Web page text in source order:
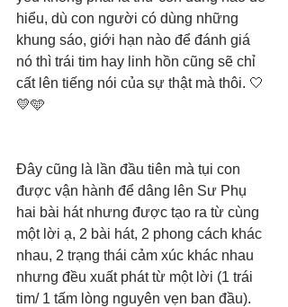
hiểu, dù con người có dùng những
khung sáo, giới hạn nào để đánh giá
nó thì trái tim hay linh hồn cũng sẽ chỉ
cất lên tiếng nói của sự thật mà thôi. 🤍
💛🩵
Đây cũng là lần đầu tiên mà tụi con
được vận hành để dâng lên Sư Phụ
hai bài hát nhưng được tạo ra từ cùng
một lời ạ, 2 bài hát, 2 phong cách khác
nhau, 2 trạng thái cảm xúc khác nhau
nhưng đều xuất phát từ một lời (1 trái
tim/ 1 tấm lòng nguyên vẹn ban đầu).